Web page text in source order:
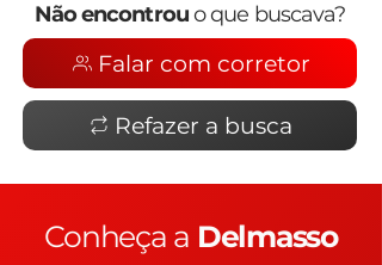
Não encontrouo que buscava?
Falar com corretor
Refazer a busca
Conheça a Delmasso